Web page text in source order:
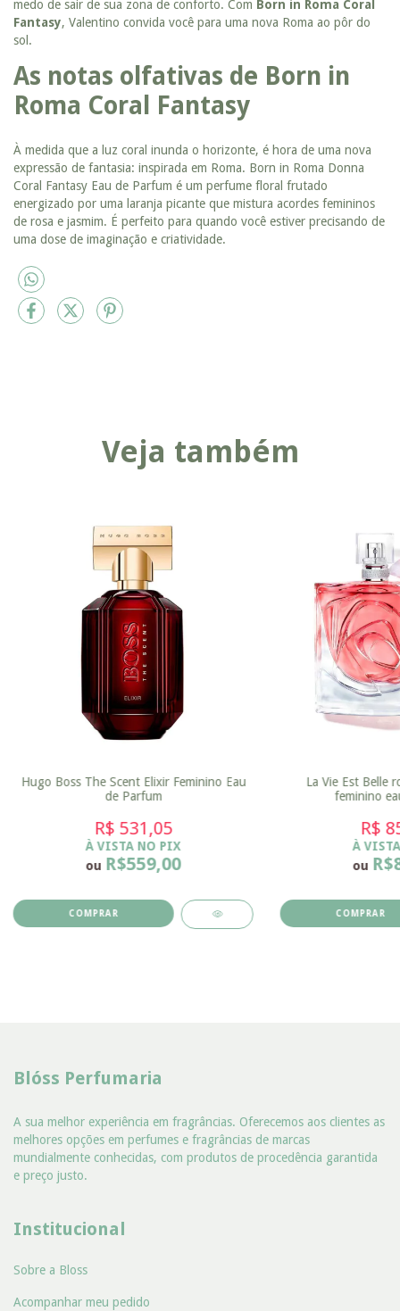
medo de sair de sua zona de conforto. Com Born in Roma Coral
Fantasy, Valentino convida você para uma nova Roma ao pôr do
sol.
As notas olfativas de Born in
Roma Coral Fantasy
À medida que a luz coral inunda o horizonte, é hora de uma nova
expressão de fantasia: inspirada em Roma. Born in Roma Donna
Coral Fantasy Eau de Parfum é um perfume floral frutado
energizado por uma laranja picante que mistura acordes femininos
de rosa e jasmim. É perfeito para quando você estiver precisando de
uma dose de imaginação e criatividade.
Veja também
Hugo Boss The Scent Elixir Feminino Eau
de Parfum
R$ 531,05
À VISTA NO PIX
ou R$559,00
COMPRAR
La Vie Est Belle
feminino
R$
À
ou
COMPRAR
Blóss Perfumaria
A sua melhor experiência em fragrâncias. Oferecemos aos clientes as
melhores opções em perfumes e fragrâncias de marcas
mundialmente conhecidas, com produtos de procedência garantida
e preço justo.
Institucional
Sobre a Bloss
Acompanhar meu pedido